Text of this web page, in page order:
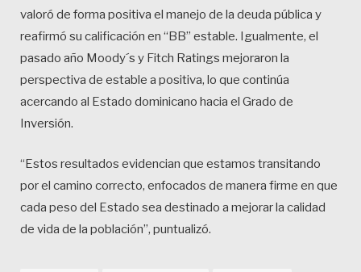
valoró de forma positiva el manejo de la deuda pública y
reafirmó su calificación en “BB” estable. Igualmente, el
pasado año Moody´s y Fitch Ratings mejoraron la
perspectiva de estable a positiva, lo que continúa
acercando al Estado dominicano hacia el Grado de
Inversión.
“Estos resultados evidencian que estamos transitando
por el camino correcto, enfocados de manera firme en que
cada peso del Estado sea destinado a mejorar la calidad
de vida de la población”, puntualizó.